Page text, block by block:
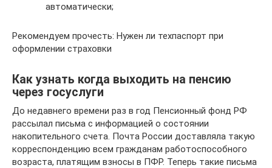
автоматически;
Рекомендуем прочесть: Нужен ли техпаспорт при
оформлении страховки
Как узнать когда выходить на пенсию
через госуслуги
До недавнего времени раз в год Пенсионный фонд РФ
рассылал письма с информацией о состоянии
накопительного счета. Почта России доставляла такую
корреспонденцию всем гражданам работоспособного
возраста, платящим взносы в ПФР. Теперь такие письма